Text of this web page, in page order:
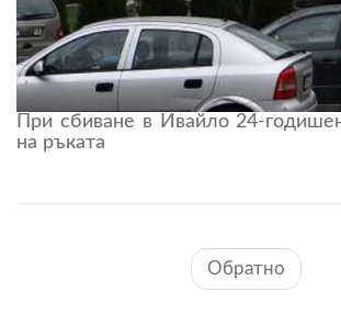
При сбиване в Ивайло 24-
на ръката
Обратно